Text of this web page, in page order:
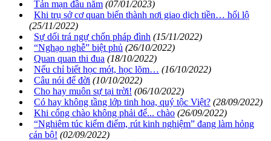
Tản mạn đầu năm (07/01/2023)
Khi trụ sở cơ quan biến thành nơi giao dịch tiền… hối lộ
(25/11/2022)
Sự dối trá ngự chốn pháp đình (15/11/2022)
“Nghạo nghễ” biệt phủ (26/10/2022)
Quan quan thi đua (18/10/2022)
Nếu chỉ biết học mót, học lõm… (16/10/2022)
Câu nói để đời (10/10/2022)
Cho hay muôn sự tại trời! (06/10/2022)
Có hay không tầng lớp tinh hoa, quý tộc Việt? (28/09/2022)
Khi cổng chào không phải để... chào (26/09/2022)
“Nghiêm túc kiểm điểm, rút kinh nghiệm” đang làm hỏng
cán bộ! (02/09/2022)